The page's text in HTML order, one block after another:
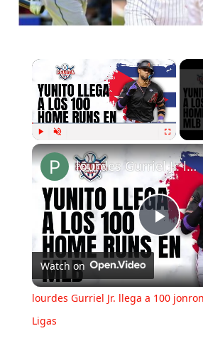
×
Play Fullscreen
lourdes Gurriel Jr. llega a 100 jonrones en Grandes Ligas
Watch on
lourdes Gurriel Jr. llega a 100
Ligas